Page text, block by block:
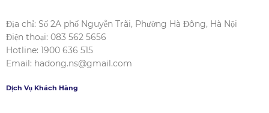
Địa chỉ: Số 2A phố Nguyễn Trãi, Phường Hà Đông, Hà Nội
Điện thoại: 083 562 5656
Hotline: 1900 636 515
Email: hadong.ns@gmail.com
Dịch Vụ Khách Hàng